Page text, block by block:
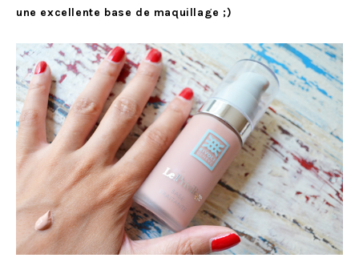
une excellente base de maquillage ;)